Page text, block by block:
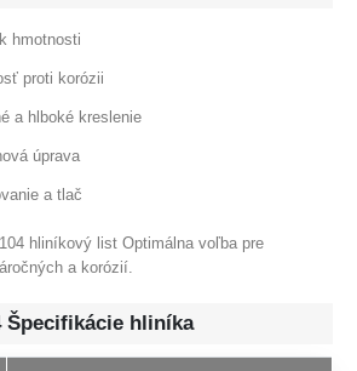
hmotnosti
proti korózii
a hlboké kreslenie
úprava
a tlač
hliníkový list Optimálna voľba pre
a korózií.
Špecifikácie hliníka